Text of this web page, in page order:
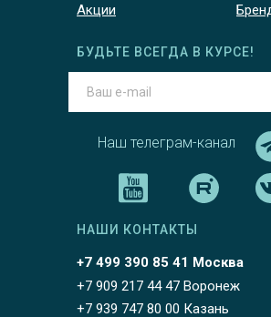
Акции
Наш телеграм-канал
БУДЬТЕ ВСЕГДА В КУРСЕ!
+7 499 390 85 41 Москва
НАШИ КОНТАКТЫ
+7 909 217 44 47 Воронеж
+7 939 747 80 00 Казань